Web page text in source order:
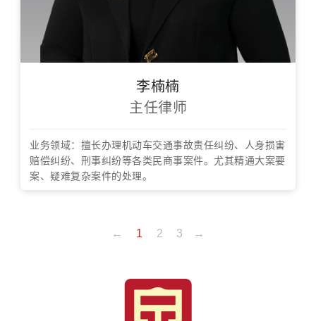
李楠楠
主任律师
业务领域：擅长办理机动车交通事故责任纠纷、人身损害
赔偿纠纷、刑事纠纷等各类民商事案件。尤其精通大案要
案、疑难复杂案件的处理。
← 1 2 3 →